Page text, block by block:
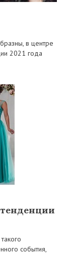
в центре
2021 года
события,